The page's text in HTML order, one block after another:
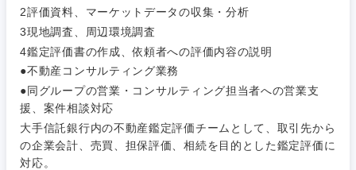
2評価資料、マーケットデータの収集・分析
3現地調査、周辺環境調査
4鑑定評価書の作成、依頼者への評価内容の説明
●不動産コンサルティング業務
●同グループの営業・コンサルティング担当者への営業支
援、案件相談対応
大手信託銀行内の不動産鑑定評価チームとして、取引先から
の企業会計、売買、担保評価、相続を目的とした鑑定評価に
対応。
ご希望の職種を選択してください
経営企
画・事業
企画
すべての経営企画・事業企
画
ご希望の職種を選択してください
経営企画・事業企画
経営ボード
ご希望の業界を選択してください
商社・卸
ご希望の勤務地を選択してください
北海道・東北地方
ご希望条件を入力ください
希望年収